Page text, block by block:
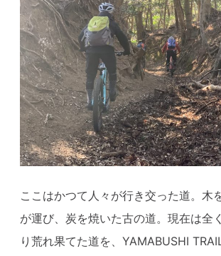
ここはかつて人々が行き交った道。木
が運び、炭を焼いた古の道。現在は全
り荒れ果てた道を、YAMABUSHI